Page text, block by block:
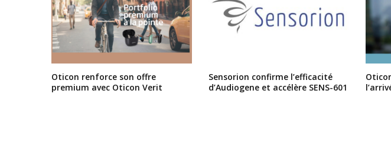
Oticon renforce son offre
premium avec Oticon Verit
Sensorion confirme l’efficacité
d’Audiogene et accélère SENS-601